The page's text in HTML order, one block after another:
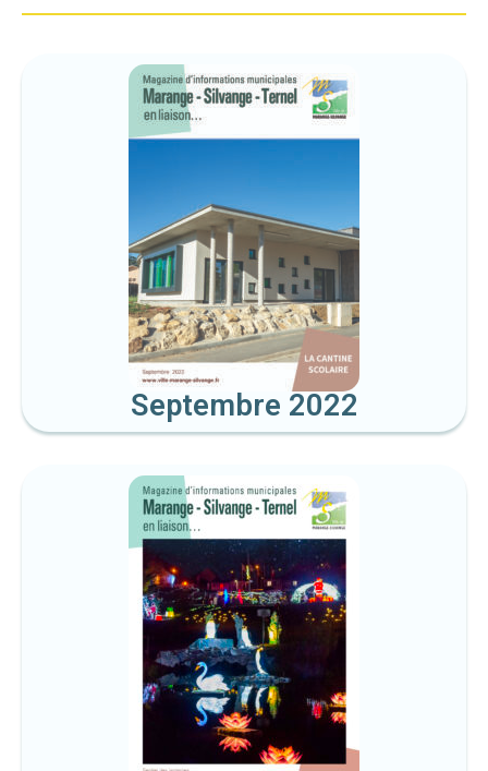
Septembre 2022